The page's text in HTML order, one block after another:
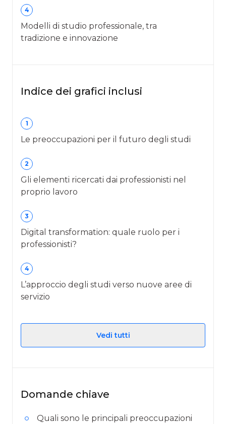
4
Modelli di studio professionale, tra
tradizione e innovazione
Indice dei grafici inclusi
1
Le preoccupazioni per il futuro degli studi
2
Gli elementi ricercati dai professionisti nel
proprio lavoro
3
Digital transformation: quale ruolo per i
professionisti?
4
L’approccio degli studi verso nuove aree di
servizio
Vedi tutti
Domande chiave
Quali sono le principali preoccupazioni